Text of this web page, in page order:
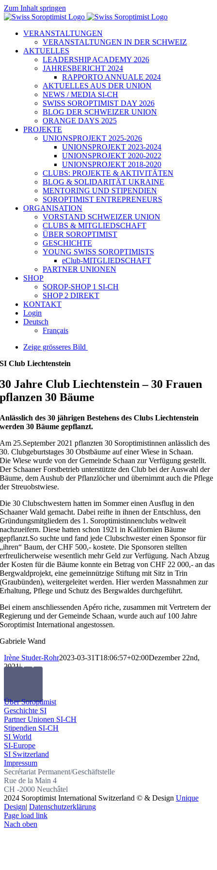
Zum Inhalt springen
VERANSTALTUNGEN
VERANSTALTUNGEN IN DER SCHWEIZ
AKTUELLES
LEADERSHIP ACADEMY 2026
JAHRESBERICHT 2024
RAPPORTO ANNUALE 2024
AKTUELLES AUS DER UNION
NEWS / MEDIA SI-CH
SWISS SOROPTIMIST DAY 2026
BLOG DER SCHWEIZER UNION
ORANGE DAYS 2025
PROJEKTE
UNIONSPROJEKT 2025-2026
UNIONSPROJEKT 2023-2024
UNIONSPROJEKT 2020-2022
UNIONSPROJEKT 2018-2020
CLUBS: PROJEKTE & AKTIVITÄTEN
BLOG & SOLIDARITÄT UKRAINE
MENTORING UND STIPENDIEN
SOROPTIMIST ENTREPRENEURS
ORGANISATION
VORSTAND SCHWEIZER UNION
CLUBS & MITGLIEDSCHAFT
ÜBER SOROPTIMIST
GESCHICHTE
YOUNG SWISS SOROPTIMISTS
eClub-MITGLIEDSCHAFT
PARTNER UNIONEN
SHOP
SOROP-SHOP 1 SI-CH
SHOP 2 DIREKT
KONTAKT
Login
Deutsch
Français
Zeige grösseres Bild
SI Club Liechtenstein
30 Jahre Club Liechtenstein – 30 Frauen
pflanzen 30 Bäume
Anlässlich des 30 jährigen Bestehens des Clubs Liechtenstein
werden 30 Bäume gepflanzt.
Am 25.September 2021 pflanzten 30 Soroptimistinnen anlässlich des
30. Clubgeburtstages 30 Obstbäume auf einer Wiese in Schaan.
Die Wiese wurde von der Gemeinde Schaan zur Verfügung gestellt.
Der Schaaner Forstbetrieb unterstützte den Club bei der Auswahl der
Bäume, dem Aushub der Pflanzlöcher und übernimmt auch die Pflege
der Streuobstwiese.
Die 30 Clubschwestern hatten im Sommer einen Ausflug in den
Schaaner Wald gemacht. Dabei reifte in ihnen der Entschluss, den
Gründungsmitgliedern des 1. Soroptimistinnenclubs weltweit
nachzueifern. Diese hatten schon 1921 in Kalifornien Bäume
gepflanzt.So suchte und fand jede Clubschwester einen Sponsor für
„ihren“ Baum, der CHF 500,- kostete. Die Sponsoren stellten
erfreulicherweise wesentlich mehr Geld zur Verfügung. Nach Abzug
der Kosten für die Bäume konnte ein Betrag von CHF 22 000,- an das
Bergwaldprojekt, eine gemeinnützige Stiftung mit Sitz in Trin
(Graubünden), weitergeleitet werden. Hier werden Massnahmen zur
Erhaltung, Pflege und Schutz des Bergwaldes durchgeführt.
Bei einem anschliessenden Apéro riche, zusammen mit Vertretern der
Regierung und der Gemeinde Schaan, wurde auch auf 100 Jahre
Soroptimist International angestossen.
Gabriele Wand
Irène Studer-Rohr2023-03-31T18:06:57+02:00Dezember 22nd,
2021|
Über Soroptimist
Geschichte SI
Partner Unionen SI-CH
Stipendien SI-CH
SI World
SI-Europe
SI Switzerland
Impressum
Secrétariat Permanent/Geschäftstelle
Rue de la Main 4
CH -2000 Neuchâtel
2024 Soroptimist International Switzerland © & Design Unique
Design| Datenschutzerklärung
Page load link
Nach oben